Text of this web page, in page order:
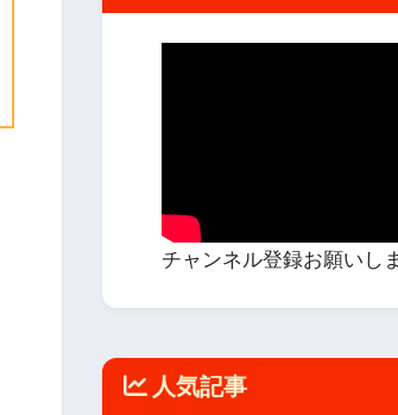
チャンネル登録お願いし
人気記事